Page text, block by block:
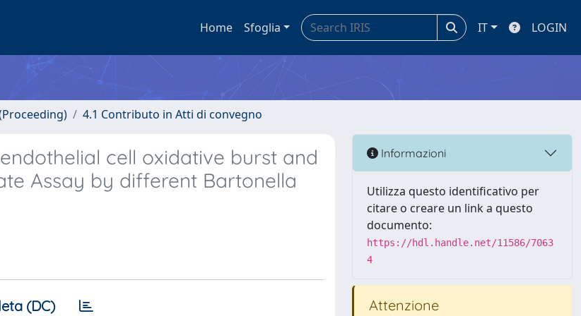
Home Sfoglia IT LOGIN
4.1 Contributo in Atti di convegno
cell oxidative burst and
Assay by different Bartonella
(DC)
Informazioni
Utilizza questo identificativo per
citare o creare un link a questo
documento:
https://hdl.handle.net/11586/7063
4
Attenzione